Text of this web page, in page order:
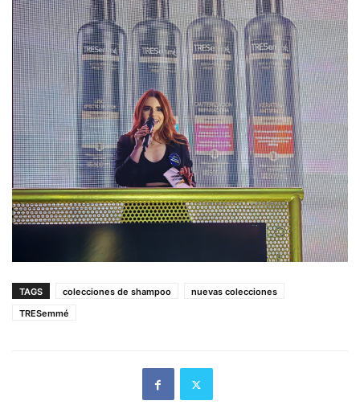
TAGS colecciones de shampoo
nuevas colecciones
TRESemmé